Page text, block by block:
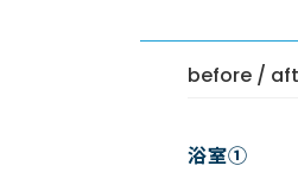
before /
浴室①